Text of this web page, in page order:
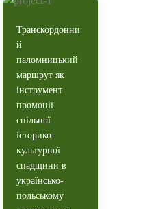
Транскордонни
й
паломницький
маршрут як
інструмент
промоції
спільної
історико-
культурної
спадщини в
українсько-
польському